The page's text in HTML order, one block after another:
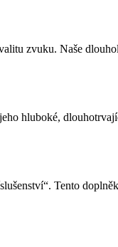
zvuku. Naše
hluboké,
Tento